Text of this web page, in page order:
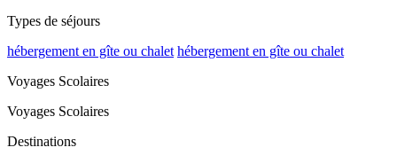
Types de séjours
hébergement en gîte ou chalet hébergement en gîte ou chalet
Voyages Scolaires
Voyages Scolaires
Destinations